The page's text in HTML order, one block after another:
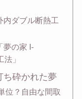
内ダブル断熱工
夢の家 I-
」
ち砕かれた夢
位？自由な間取